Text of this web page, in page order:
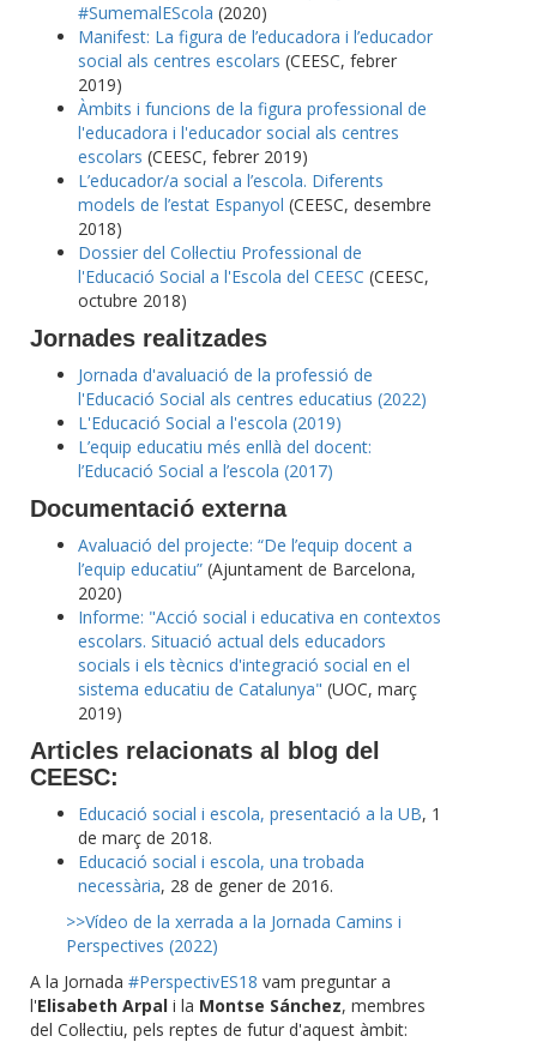
#SumemalEScola (2020)
Manifest: La figura de l’educadora i l’educador
social als centres escolars (CEESC, febrer
2019)
Àmbits i funcions de la figura professional de
l'educadora i l'educador social als centres
escolars (CEESC, febrer 2019)
L’educador/a social a l’escola. Diferents
models de l’estat Espanyol (CEESC, desembre
2018)
Dossier del Col·lectiu Professional de
l'Educació Social a l'Escola del CEESC (CEESC,
octubre 2018)
Jornades realitzades
Jornada d'avaluació de la professió de
l'Educació Social als centres educatius (2022)
L'Educació Social a l'escola (2019)
L’equip educatiu més enllà del docent:
l’Educació Social a l’escola (2017)
Documentació externa
Avaluació del projecte: “De l’equip docent a
l’equip educatiu” (Ajuntament de Barcelona,
2020)
Informe: "Acció social i educativa en contextos
escolars. Situació actual dels educadors
socials i els tècnics d'integració social en el
sistema educatiu de Catalunya" (UOC, març
2019)
Articles relacionats al blog del
CEESC:
Educació social i escola, presentació a la UB, 1
de març de 2018.
Educació social i escola, una trobada
necessària, 28 de gener de 2016.
>>Vídeo de la xerrada a la Jornada Camins i
Perspectives (2022)
A la Jornada #PerspectivES18 vam preguntar a
l'Elisabeth Arpal i la Montse Sánchez, membres
del Col·lectiu, pels reptes de futur d'aquest àmbit: